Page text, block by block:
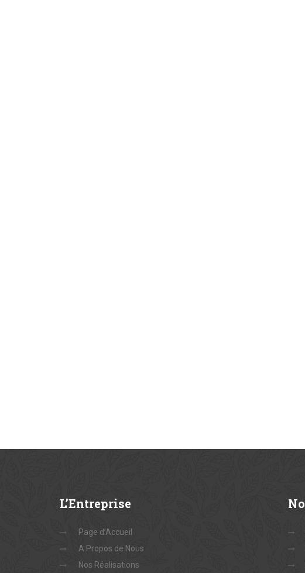
L’Entreprise
Page d’Accueil
A Propos de Nous
Nos Réalisations